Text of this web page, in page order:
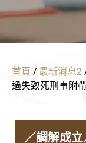
首頁 / 最新消息2
過失致死刑事附
／調解成